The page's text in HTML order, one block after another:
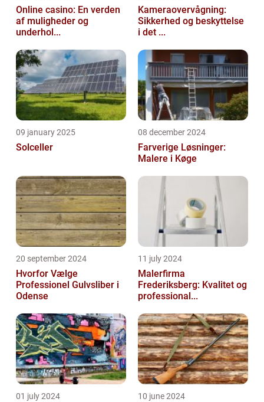
Online casino: En verden
af muligheder og
underhol...
Kameraovervågning:
Sikkerhed og beskyttelse
i det ...
09 january 2025
Solceller
08 december 2024
Farverige Løsninger:
Malere i Køge
20 september 2024
Hvorfor Vælge
Professionel Gulvsliber i
Odense
11 july 2024
Malerfirma
Frederiksberg: Kvalitet og
professional...
01 july 2024 10 june 2024